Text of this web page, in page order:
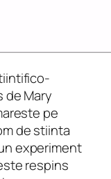
de Mary
pe
de stiinta
experiment
respins